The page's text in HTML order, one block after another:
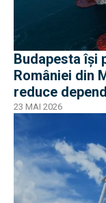
Budapesta își
României din
reduce
23 MAI 2026